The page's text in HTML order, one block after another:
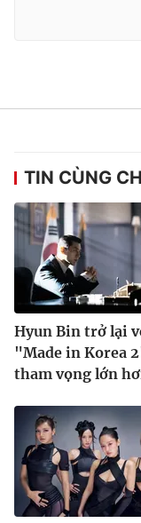
TIN CÙNG
Hyun Bin trở lại
"Made in Korea
tham vọng lớn